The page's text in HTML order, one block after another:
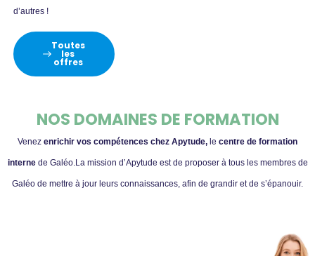
d’autres !
Toutes
les
offres
NOS DOMAINES DE FORMATION
Venez enrichir vos compétences chez Apytude, le centre de formation
internede Galéo.La mission d’Apytude est de proposer à tous les membres de
Galéo de mettre à jour leurs connaissances, afin de grandir et de s’épanouir.